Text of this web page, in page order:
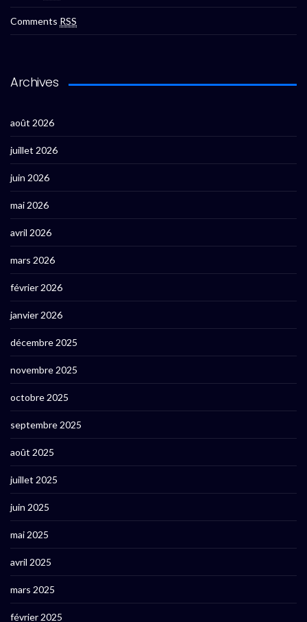
Comments RSS
Archives
août 2026
juillet 2026
juin 2026
mai 2026
avril 2026
mars 2026
février 2026
janvier 2026
décembre 2025
novembre 2025
octobre 2025
septembre 2025
août 2025
juillet 2025
juin 2025
mai 2025
avril 2025
mars 2025
février 2025